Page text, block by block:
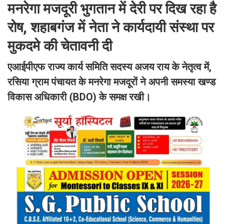
मनरेगा मजदूरी भुगतान में देरी पर दिख रहा है
रोष, शहाबगंज में नेता ने कार्यदायी संस्था पर
मुकदमे की चेतावनी दी
एआईपीएफ राज्य कार्य समिति सदस्य अजय राय के नेतृत्व में,
रसिया ग्राम पंचायत के मनरेगा मजदूरों ने अपनी समस्या खण्ड
विकास अधिकारी (BDO) के समक्ष रखी।